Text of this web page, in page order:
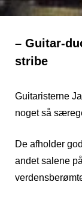
– Guitar-
stribe
Guitaristerne
noget så
De afholder
andet salene